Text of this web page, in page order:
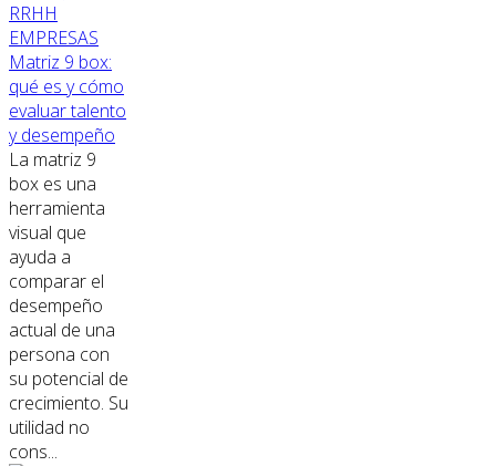
RRHH
EMPRESAS
Matriz 9 box:
qué es y cómo
evaluar talento
y desempeño
La matriz 9
box es una
herramienta
visual que
ayuda a
comparar el
desempeño
actual de una
persona con
su potencial de
crecimiento. Su
utilidad no
cons...